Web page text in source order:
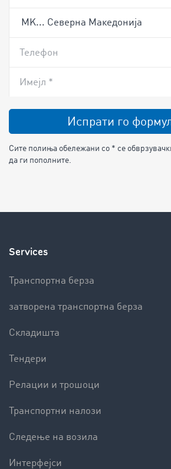
Телефон
Имејл *
Испрати го
Сите полиња обележани со * се
да ги пополните.
Services
Транспортна берза
затворена транспортна берза
Складишта
Тендери
Релации и трошоци
Транспортни налози
Следење на возила
Интерфејси